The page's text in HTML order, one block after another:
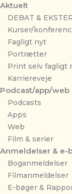
Aktuelt
DEBAT &
Kurser/
Fagligt nyt
Portrætter
Print selv fagligt
Karriereveje
Podcast/app/web
Podcasts
Apps
Web
Film & serier
Anmeldelser & e-
Boganmeldelser
Filmanmeldelser
E-bøger &